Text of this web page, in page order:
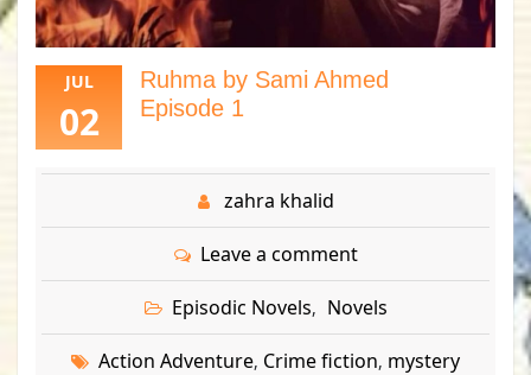
JUL
02
Ruhma by Sami Ahmed
Episode 1
zahra khalid
Leave a comment
Episodic Novels, Novels
Action Adventure, Crime fiction, mystery